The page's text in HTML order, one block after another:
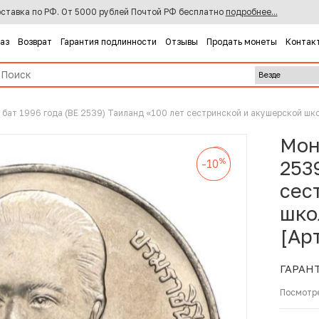
по РФ. От 5000 рублей Почтой РФ бесплатно подробнее...
Возврат Гарантия подлинности Отзывы Продать монеты
бат 1996 года (BE 2539) Таиланд «100 лет сестринской и акушерской
-10%
-10%
-10%